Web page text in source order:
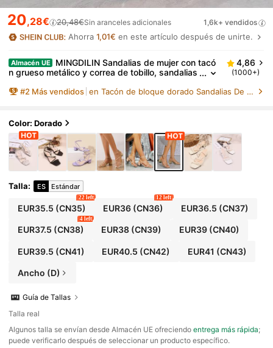
20,28€ 20,48€Sin aranceles adicionales 1,6k+ vendidos
Ahorra1,01€ en este artículo después de unirte.
Almacén UE
MINGDILIN Sandalias de mujer con tacó
n grueso metálico y correa de tobillo, sandalias
que
4,86
(1000+)
#2 Más vendidos en Tacón de bloque dorado Sandalias De Mujer
Color: Dorado
Talla: ES Estándar
EUR35.5 (CN35)
22 left
EUR36 (CN36)
12 left
EUR36.5 (CN37)
EUR37.5 (CN38)
4 left
EUR38 (CN39) EUR39(CN40)
EUR39.5 (CN41) EUR40.5 (CN42) EUR41 (CN43)
Ancho (D)
Guía de Tallas
Talla real
​Algunos talla se envían desde Almacén UE ofreciendoentrega más rápida;
puede verificarlo después de seleccionar un producto específico.